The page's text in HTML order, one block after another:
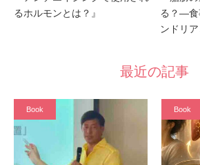
るホルモンとは？』
る？—食
ンドリ
最近の記事
Book Book